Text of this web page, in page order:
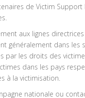
de Victim
aux lignes
généralement dans
par les droits des
dans les pays
à la victimisation.
nationale ou